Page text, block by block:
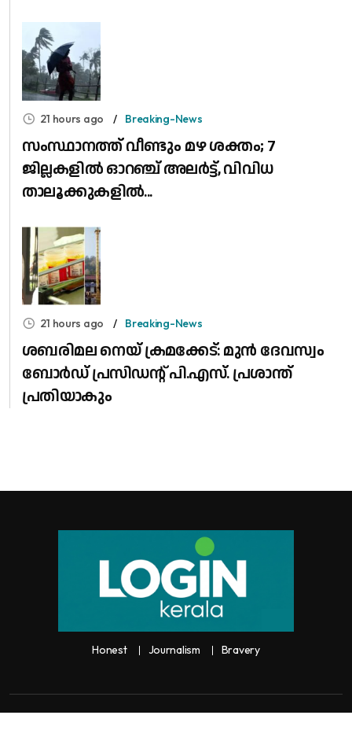
21 hours ago Breaking-News
സംസ്ഥാനത്ത് വീണ്ടും മഴ ശക്തം; 7
ജില്ലകളിൽ ഓറഞ്ച് അലർട്ട്, വിവിധ
താലൂക്കുകളിൽ...
21 hours ago Breaking-News
ശബരിമല നെയ് ക്രമക്കേട്: മുൻ ദേവസ്വം
ബോർഡ് പ്രസിഡന്റ് പി.എസ്. പ്രശാന്ത്
പ്രതിയാകും
Honest Journalism Bravery